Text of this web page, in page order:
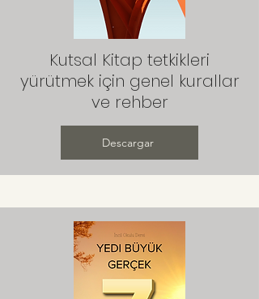
Kutsal Kitap tetkikleri
yürütmek için genel kurallar
ve rehber
Descargar